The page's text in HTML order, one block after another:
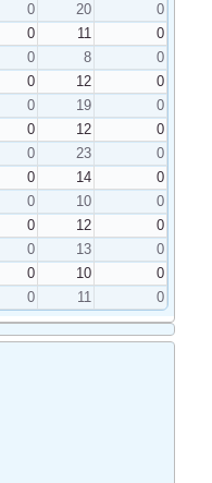
0 20
0
0 11
0
0 8
0
0 12
0
0 19
0
0 12
0
0 23
0
0 14
0
0 10
0
0 12
0
0 13
0
0 10
0
0 11 0